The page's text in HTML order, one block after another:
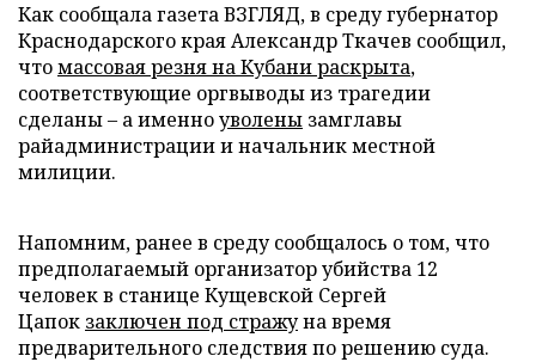
Как сообщала газета ВЗГЛЯД, в среду губернатор
Краснодарского края Александр Ткачев сообщил,
чтомассовая резня на Кубани раскрыта,
соответствующие оргвыводы из трагедии
сделаны – а именноуволены замглавы
райадминистрации и начальник местной
милиции.
Напомним, ранее в среду сообщалось о том, что
предполагаемый организатор убийства 12
человек в станице Кущевской Сергей
Цапок заключен под стражуна время
предварительного следствия по решению суда.